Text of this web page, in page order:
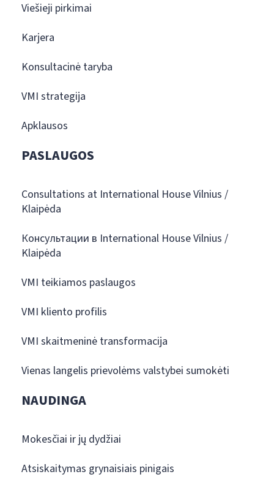
Viešieji pirkimai
Karjera
Konsultacinė taryba
VMI strategija
Apklausos
PASLAUGOS
Consultations at International House Vilnius /
Klaipėda
Консультации в International House Vilnius /
Klaipėda
VMI teikiamos paslaugos
VMI kliento profilis
VMI skaitmeninė transformacija
Vienas langelis prievolėms valstybei sumokėti
NAUDINGA
Mokesčiai ir jų dydžiai
Atsiskaitymas grynaisiais pinigais